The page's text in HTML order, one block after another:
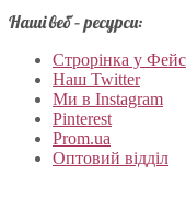
Наші веб – ресурси:
Строрінка у
Наш Twitter
Ми в Instagram
Pinterest
Prom.ua
Оптовий відділ